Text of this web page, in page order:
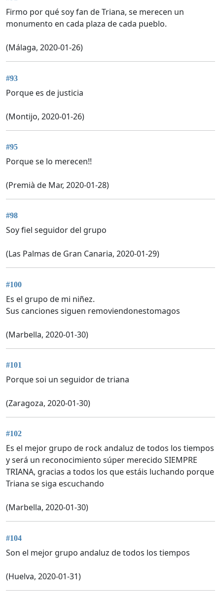
Firmo por qué soy fan de Triana, se merecen un
monumento en cada plaza de cada pueblo.
(Málaga, 2020-01-26)
#93
Porque es de justicia
(Montijo, 2020-01-26)
#95
Porque se lo merecen!!
(Premià de Mar, 2020-01-28)
#98
Soy fiel seguidor del grupo
(Las Palmas de Gran Canaria, 2020-01-29)
#100
Es el grupo de mi niñez.
Sus canciones siguen removiendonestomagos
(Marbella, 2020-01-30)
#101
Porque soi un seguidor de triana
(Zaragoza, 2020-01-30)
#102
Es el mejor grupo de rock andaluz de todos los tiempos
y será un reconocimiento súper merecido SIEMPRE
TRIANA, gracias a todos los que estáis luchando porque
Triana se siga escuchando
(Marbella, 2020-01-30)
#104
Son el mejor grupo andaluz de todos los tiempos
(Huelva, 2020-01-31)